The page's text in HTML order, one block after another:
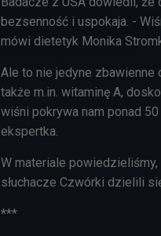
bezsenność i uspokaja. -
mówi dietetyk Monika
Ale to nie jedyne zbawienne
także m.in. witaminę A,
wiśni pokrywa nam ponad
ekspertka.
W materiale powiedzieliśmy,
słuchacze Czwórki dzielili
***